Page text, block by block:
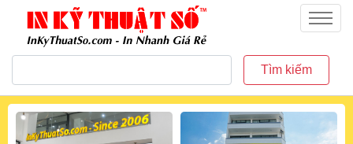
inkythuatso.com
Menu
Tìm kiếm